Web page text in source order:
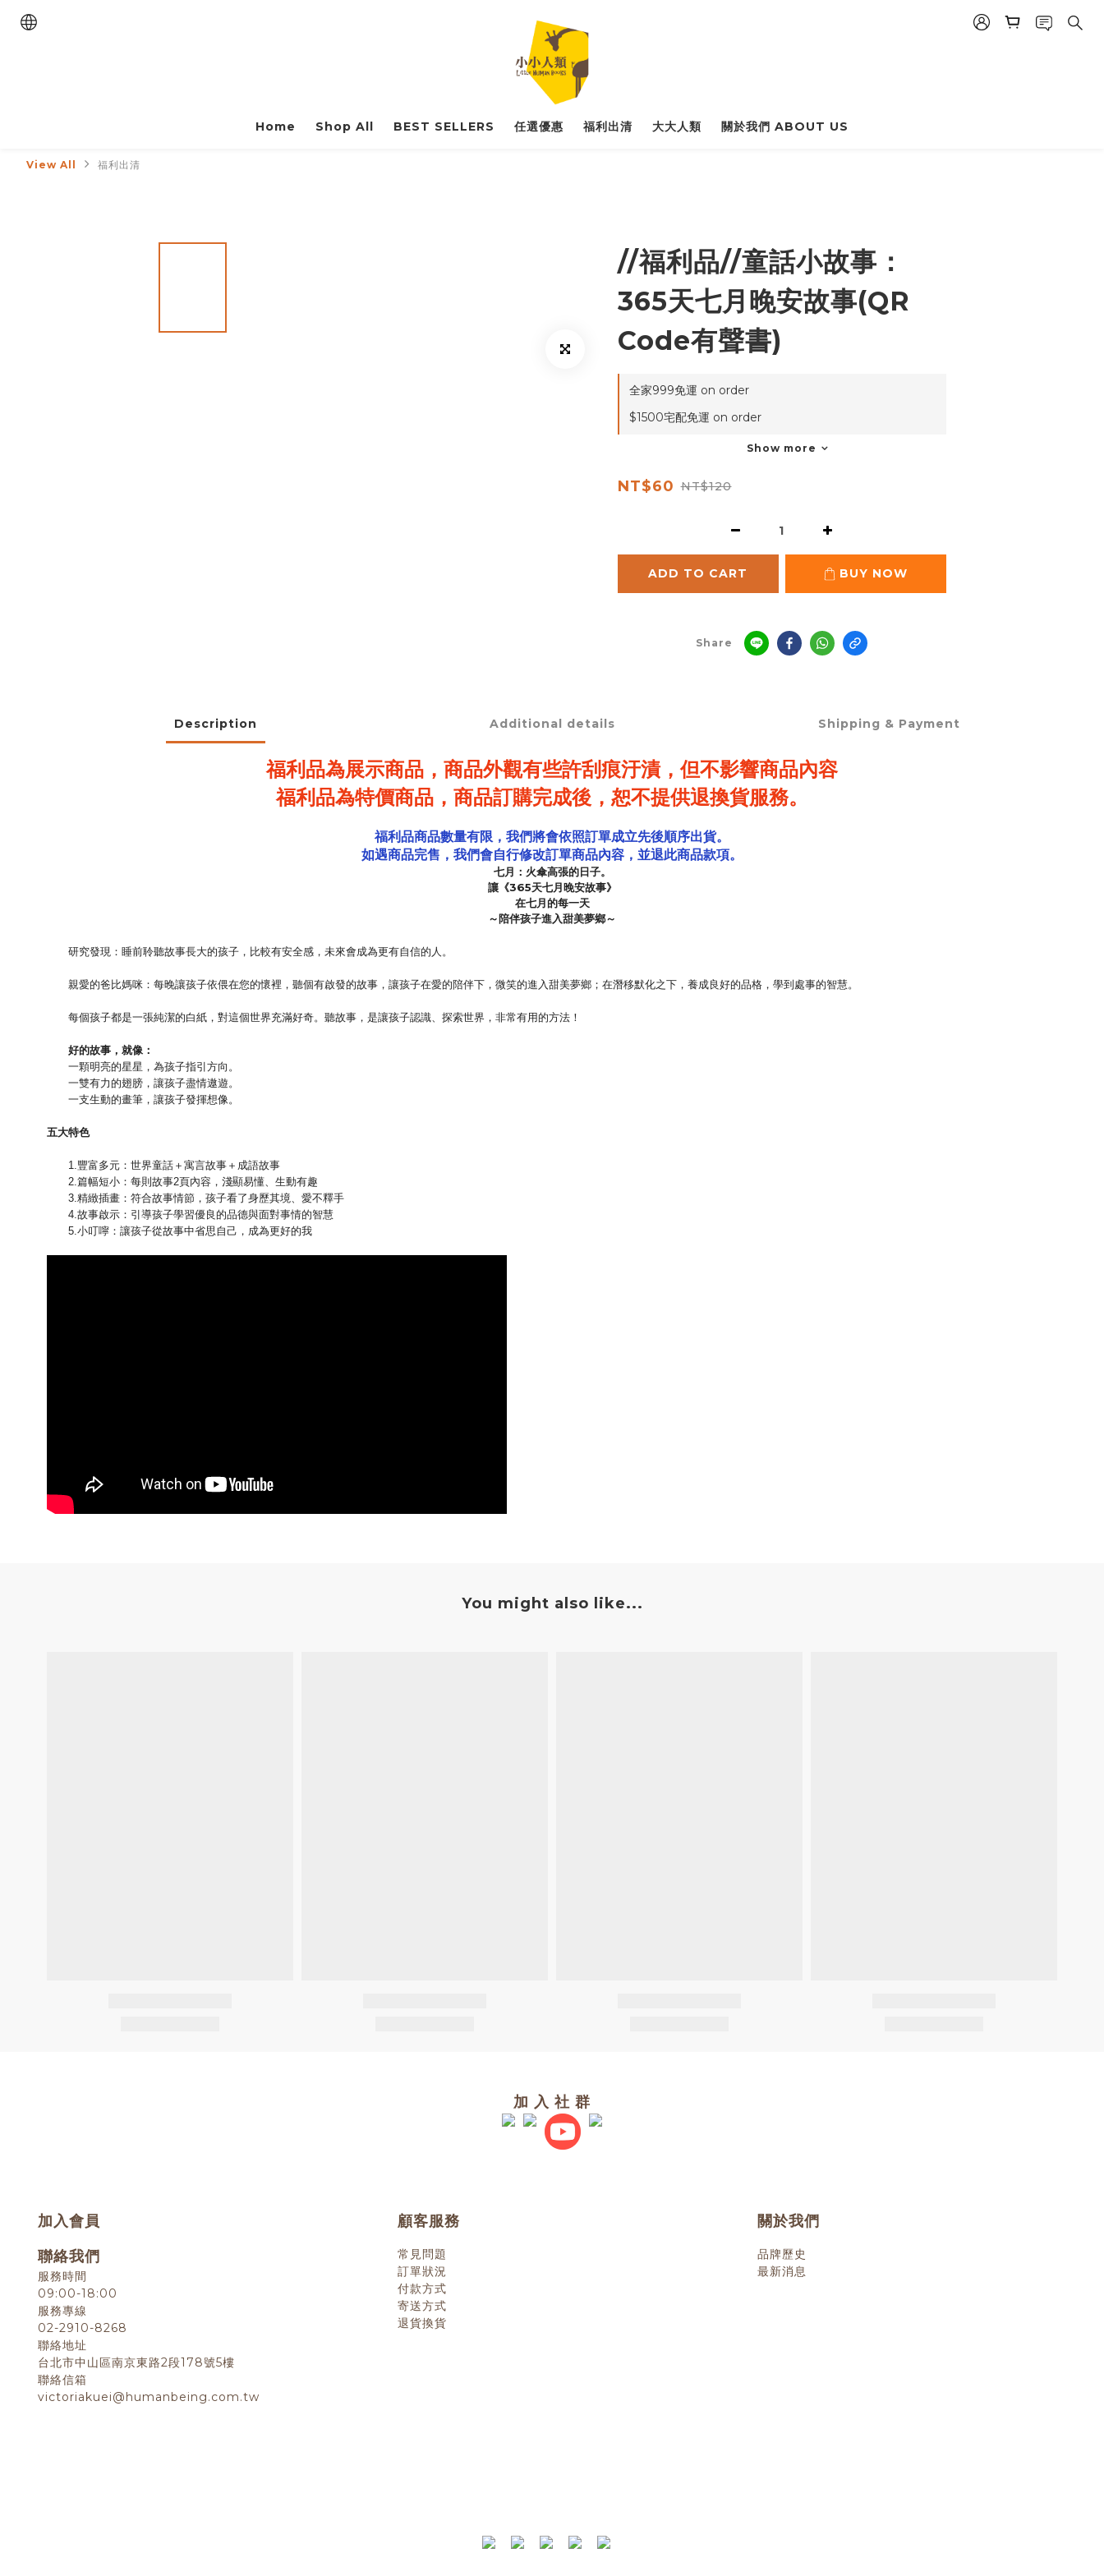
Home Shop All BEST SELLERS 任選優惠 福利出清 大大人類 關於我們 ABOUT US
View All 福利出清
//福利品//童話小故事：
365天七月晚安故事(QR
Code有聲書)
全家999免運 on order
$1500宅配免運 on order
Show more
NT$60 NT$120
ADD TO CART BUY NOW
Share
Description Additional details Shipping & Payment
福利品為展示商品，商品外觀有些許刮痕汙漬，但不影響商品內容
福利品為特價商品，商品訂購完成後，恕不提供退換貨服務。
福利品商品數量有限，我們將會依照訂單成立先後順序出貨。
如遇商品完售，我們會自行修改訂單商品內容，並退此商品款項。
七月：火傘高張的日子。
讓《365天七月晚安故事》
在七月的每一天
～陪伴孩子進入甜美夢鄉～
研究發現：睡前聆聽故事長大的孩子，比較有安全感，未來會成為更有自信的人。
親愛的爸比媽咪：每晚讓孩子依偎在您的懷裡，聽個有啟發的故事，讓孩子在愛的陪伴下，微笑的進入甜美夢鄉；在潛移默化之下，養成良好的品格，學到處事的智慧。
每個孩子都是一張純潔的白紙，對這個世界充滿好奇。聽故事，是讓孩子認識、探索世界，非常有用的方法！
好的故事，就像：
一顆明亮的星星，為孩子指引方向。
一雙有力的翅膀，讓孩子盡情遨遊。
一支生動的畫筆，讓孩子發揮想像。
五大特色
1.豐富多元：世界童話＋寓言故事＋成語故事
2.篇幅短小：每則故事2頁內容，淺顯易懂、生動有趣
3.精緻插畫：符合故事情節，孩子看了身歷其境、愛不釋手
4.故事啟示：引導孩子學習優良的品德與面對事情的智慧
5.小叮嚀：讓孩子從故事中省思自己，成為更好的我
You might also like...
加 入 社 群
加入會員
聯絡我們
服務時間
09:00-18:00
服務專線
02-2910-8268
聯絡地址
台北市中山區南京東路2段178號5樓
聯絡信箱
victoriakuei@humanbeing.com.tw
顧客服務
常見問題
訂單狀況
付款方式
寄送方式
退貨換貨
關於我們
品牌歷史
最新消息